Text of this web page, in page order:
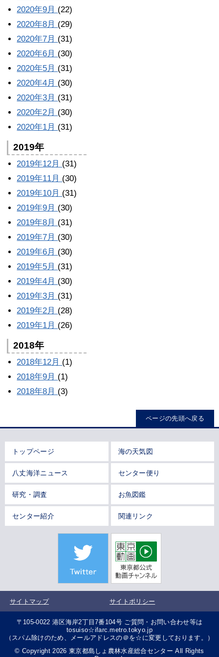
2020年9月 (22)
2020年8月 (29)
2020年7月 (31)
2020年6月 (30)
2020年5月 (31)
2020年4月 (30)
2020年3月 (31)
2020年2月 (30)
2020年1月 (31)
2019年
2019年12月 (31)
2019年11月 (30)
2019年10月 (31)
2019年9月 (30)
2019年8月 (31)
2019年7月 (30)
2019年6月 (30)
2019年5月 (31)
2019年4月 (30)
2019年3月 (31)
2019年2月 (28)
2019年1月 (26)
2018年
2018年12月 (1)
2018年9月 (1)
2018年8月 (3)
ページの先頭へ戻る
トップページ 海の天気図
八丈海洋ニュース センター便り
研究・調査 お魚図鑑
センター紹介 関連リンク
サイトマップ サイトポリシー
〒105-0022 港区海岸2丁目7番104号 ご質問・お問い合わせ等は
tosuiso☆ifarc.metro.tokyo.jp
（スパム除けのため、メールアドレスの＠を☆に変更しております。）
© Copyright 2026 東京都島しょ農林水産総合センター All Rights